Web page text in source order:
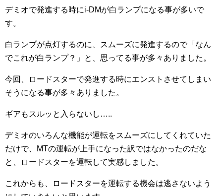
デミオで発進する時にi-DMが白ランプになる事が多いで
す。
白ランプが点灯するのに、スムーズに発進するので「なん
でこれが白ランプ？」と、思ってる事が多々ありました。
今回、ロードスターで発進する時にエンストさせてしまい
そうになる事が多々ありました。
ギアもスルッと入らないし…..
デミオのいろんな機能が運転をスムーズにしてくれていた
だけで、MTの運転が上手になった訳ではなかったのだな
と、ロードスターを運転して実感しました。
これからも、ロードスターを運転する機会は逃さないよう